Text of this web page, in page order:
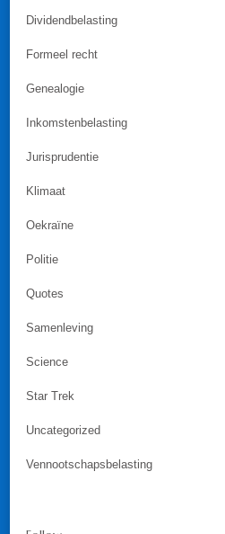
Dividendbelasting
Formeel recht
Genealogie
Inkomstenbelasting
Jurisprudentie
Klimaat
Oekraïne
Politie
Quotes
Samenleving
Science
Star Trek
Uncategorized
Vennootschapsbelasting